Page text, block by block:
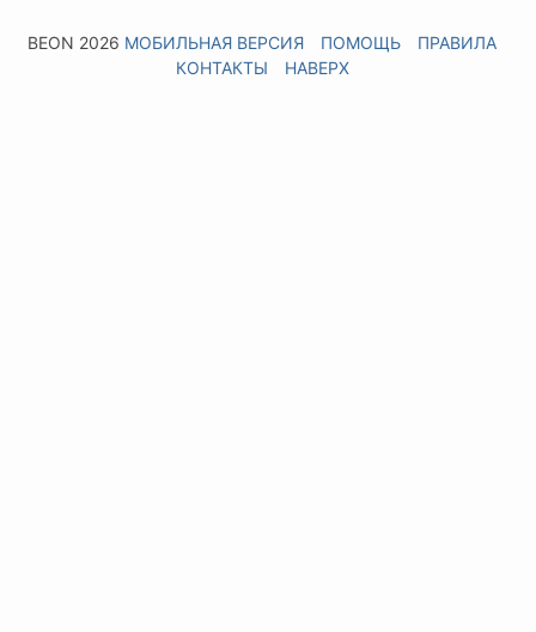
BEON 2026 МОБИЛЬНАЯ ВЕРСИЯ ПОМОЩЬ
ПРАВИЛА
КОНТАКТЫ
НАВЕРХ